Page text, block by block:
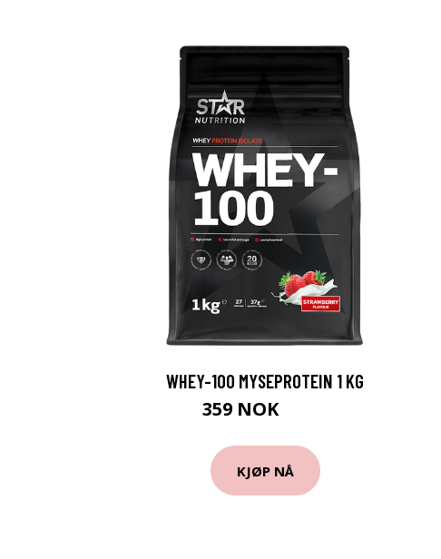
WHEY-100 MYSEPROTEIN 1 KG​
359 NOK
KJØP NÅ